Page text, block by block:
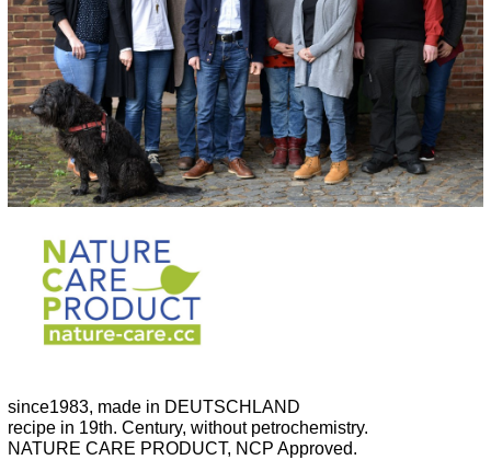
since1983, made in DEUTSCHLAND
recipe in 19th. Century, without petrochemistry.
NATURE CARE PRODUCT, NCP Approved.